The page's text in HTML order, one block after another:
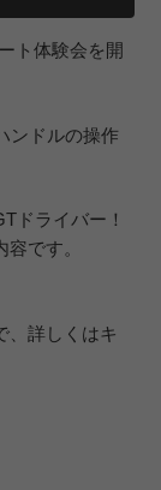
ト体験会を開
ンドルの操作
ドライバー！
です。
、詳しくはキ